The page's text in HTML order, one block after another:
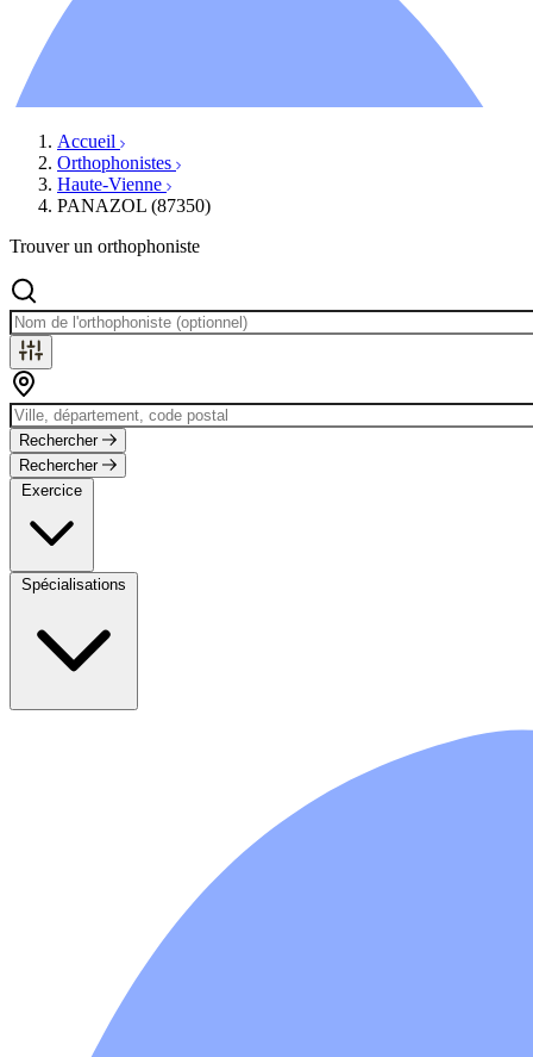
Évènements
Accueil
Orthophonistes
Haute-Vienne
PANAZOL (87350)
Trouver un orthophoniste
Rechercher
Rechercher
Exercice
Spécialisations